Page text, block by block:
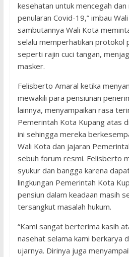
kesehatan untuk mencegah
penularan Covid-19,” imbau
sambutannya Wali Kota
selalu memperhatikan protokol
seperti rajin cuci tangan,
masker.
Felisberto Amaral ketika
mewakili para pensiunan
lainnya, menyampaikan rasa
Pemerintah Kota Kupang atas
ini sehingga mereka
Wali Kota dan jajaran
sebuh forum resmi. Felisberto
syukur dan bangga karena
lingkungan Pemerintah Kota
pensiun dalam keadaan masih
tersangkut masalah hukum.
“Kami sangat berterima kasih
nasehat selama kami berkarya
ujarnya. Dirinya juga